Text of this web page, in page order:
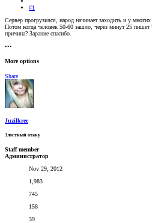
#1
Сервер прогрузился, народ начинает заходить и у
Потом когда человек 50-60 зашло, через минут 25 пишет
причина? Зарание спасибо.
•••
More options
Share
Juzilkree
Злостный отаку
Staff member
Администратор
Nov 29, 2012
1,983
745
158
39